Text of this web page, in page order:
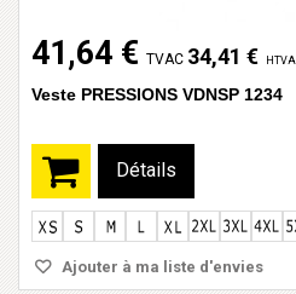
41,64 € TVAC 34,41 € HTVA
Veste PRESSIONS VDNSP 1234
Détails
Ajouter à ma liste d'envies